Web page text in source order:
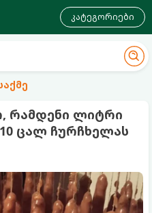
კატეგორიები
რამდენი ლიტრი
ცალ ჩურჩხელას